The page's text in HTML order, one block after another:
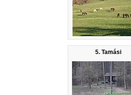
5. Tamási